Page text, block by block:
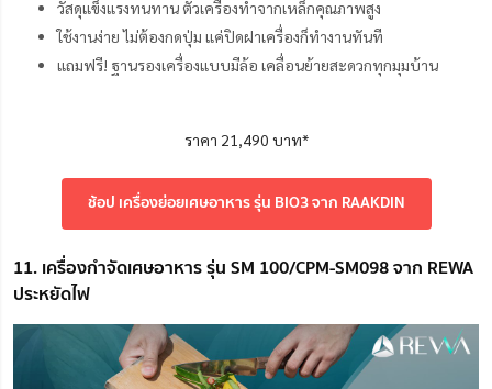
วัสดุแข็งแรงทนทาน ตัวเครื่องทำจากเหล็กคุณภาพสูง
ใช้งานง่าย ไม่ต้องกดปุ่ม แค่ปิดฝาเครื่องก็ทำงานทันที
แถมฟรี! ฐานรองเครื่องแบบมีล้อ เคลื่อนย้ายสะดวกทุกมุมบ้าน
ราคา 21,490 บาท*
ช้อป เครื่องย่อยเศษอาหาร รุ่น BIO3 จาก RAAKDIN
11. เครื่องกำจัดเศษอาหาร รุ่น SM 100/CPM-SM098 จาก REWA
ประหยัดไฟ